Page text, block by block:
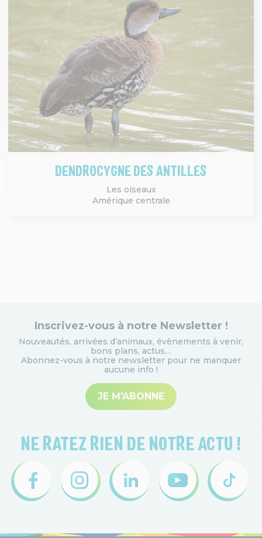
DENDROCYGNE DES ANTILLES
Les oiseaux
Amérique centrale
Inscrivez-vous à notre Newsletter !
Nouveautés, arrivées d’animaux, évènements à venir,
bons plans, actus…
Abonnez-vous à notre newsletter pour ne manquer
aucune info !
JE M'ABONNE
NE RATEZ RIEN DE NOTRE ACTU !